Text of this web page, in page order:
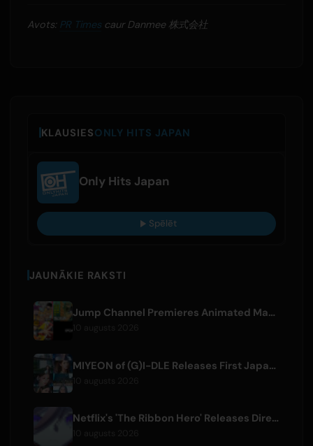
Avots: PR Timescaur Danmee 株式会社
KLAUSIESONLY HITS JAPAN
Only Hits Japan
Spēlēt
JAUNĀKIE RAKSTI
Jump Channel Premieres Animated Manga for Three New Shonen Jump Series
MIYEON of (G)I-DLE Releases First Japanese Solo Single 'RUN AWAY'
Netflix's 'The Ribbon Hero' Releases Director and Designer Interviews